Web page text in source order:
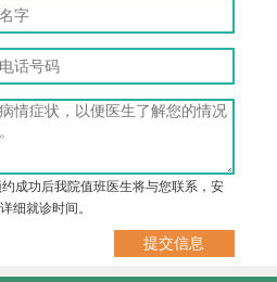
约成功后我院值班医生将与您联系，安
细就诊时间。